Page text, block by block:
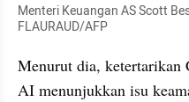
Menteri Keuangan AS Scott
FLAURAUD/AFP
Menurut dia, ketertarikan
AI menunjukkan isu